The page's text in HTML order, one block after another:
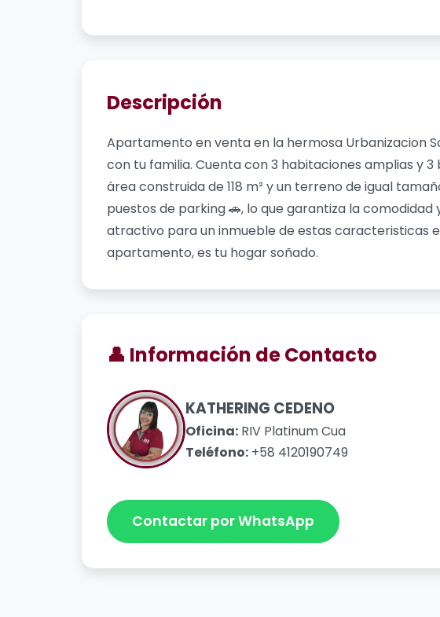
Descripción
Apartamento en venta en la hermosa Urbanizacion
con tu familia. Cuenta con 3 habitaciones amplias y
área construida de 118 m² y un terreno de igual
puestos de parking 🚗, lo que garantiza la comodidad
atractivo para un inmueble de estas caracteristicas
apartamento, es tu hogar soñado.
👤 Información de Contacto
KATHERING CEDENO
Oficina: RIV Platinum Cua
Teléfono: +58 4120190749
Contactar por WhatsApp